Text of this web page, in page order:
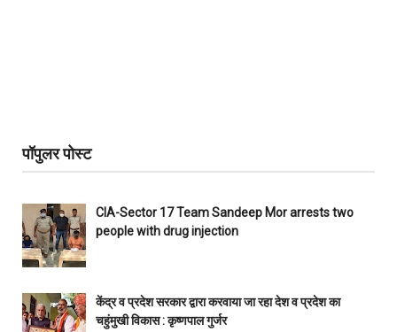
पॉपुलर पोस्ट
CIA-Sector 17 Team Sandeep Mor arrests two
people with drug injection
केंद्र व प्रदेश सरकार द्वारा करवाया जा रहा देश व प्रदेश का
चहुंमुखी विकास : कृष्णपाल गुर्जर